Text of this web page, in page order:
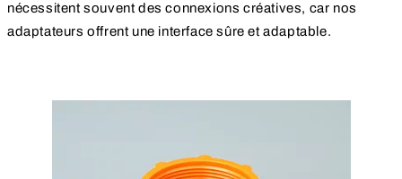
nécessitent souvent des connexions créatives, car nos
adaptateurs offrent une interface sûre et adaptable.